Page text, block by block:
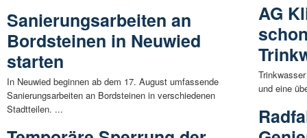
Sanierungsarbeiten an
Bordsteinen in Neuwied
starten
In Neuwied beginnen ab dem 17. August umfassende
Sanierungsarbeiten an Bordsteinen in verschiedenen
Stadtteilen. ...
AG
und eine